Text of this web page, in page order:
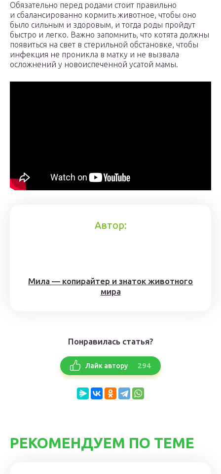
Обязательно перед родами стоит правильно
и сбалансированно кормить животное, чтобы оно
было сильным и здоровым, и тогда роды пройдут
быстро и легко. Важно запомнить, что котята должны
появиться на свет в стерильной обстановке, чтобы
инфекция не проникла в матку и не вызвала
осложнений у новоиспеченной усатой мамы.
Автор:
Мила — копирайтер и знаток животного
мира
Понравилась статья?
Лайк автору 294
РЕКОМЕНДУЕМ ПО ТЕМЕ